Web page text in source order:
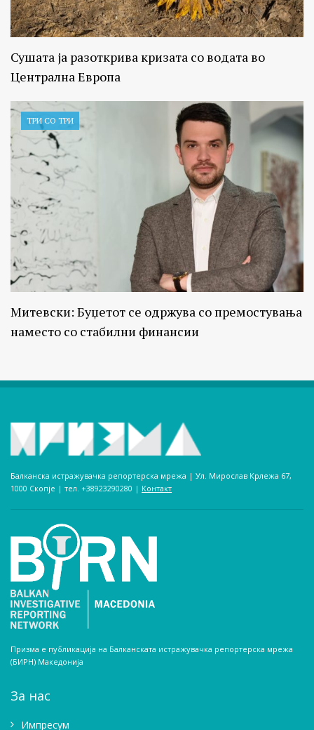
Сушата ја разоткрива кризата со водата во
Централна Европа
ТРИ СО ТРИ
Митевски: Буџетот се одржува со премостувања
наместо со стабилни финансии
Балканска истражувачка репортерска мрежа | Ул. Мирослав Крлежа 67,
1000 Скопје | тел. +38923290280­ | Контакт
Призма е публикација на Балканската истражувачка репортерска мрежа
(БИРН) Македонија
За нас
Импресум